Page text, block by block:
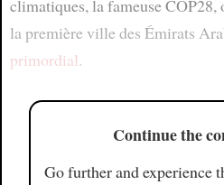
climatiques, la fameuse COP28,
la première ville des Émirats
primordial.
Continue the
Go further and